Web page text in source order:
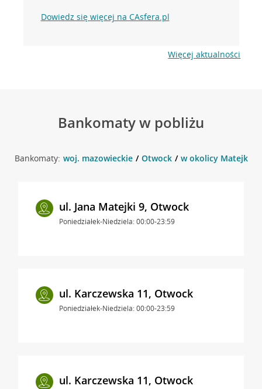
Dowiedz się więcej na CAsfera.pl
Więcej aktualności
Bankomaty w pobliżu
Bankomaty: woj. mazowieckie Otwock w okolicy Matejki 3
ul. Jana Matejki 9, Otwock
Poniedziałek-Niedziela: 00:00-23:59
ul. Karczewska 11, Otwock
Poniedziałek-Niedziela: 00:00-23:59
ul. Karczewska 11, Otwock